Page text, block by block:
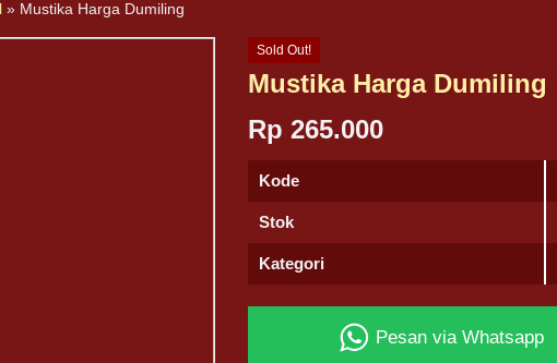
» Mustika Harga Dumiling
Sold Out!
Mustika Harga Dumiling
Rp 265.000
Kode
Stok
Kategori
Pesan via Whatsapp